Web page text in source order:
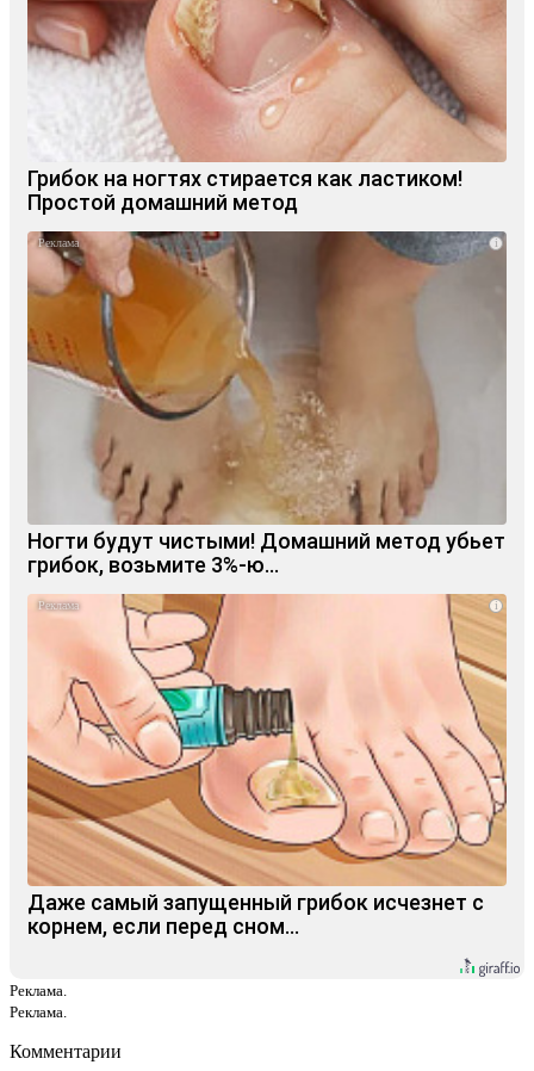
Грибок на ногтях стирается как ластиком!
Простой домашний метод
i
Ногти будут чистыми! Домашний метод убьет
грибок, возьмите 3%-ю…
i
Даже самый запущенный грибок исчезнет с
корнем, если перед сном…
Реклама.
Реклама.
Комментарии